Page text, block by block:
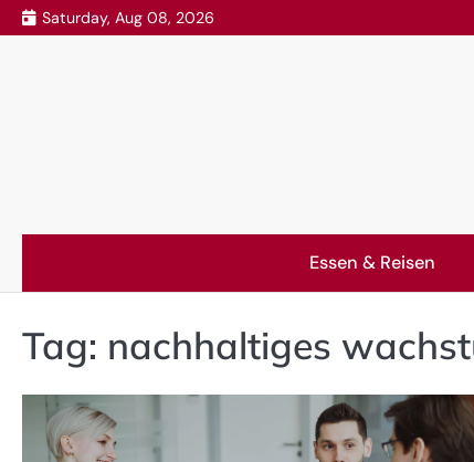
Skip
to
Saturday, Aug 08, 2026
Essen & Reisen
Tag: nachhaltiges